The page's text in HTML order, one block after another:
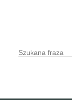
Wyszukaj